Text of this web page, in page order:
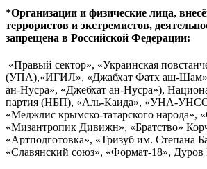
*Организации и физические лица,
террористов и экстремистов,
запрещена в Российской Федерации:
«Правый сектор», «Украинская
(УПА),«ИГИЛ», «Джабхат Фатх аш-Шам»
ан-Нусра», «Джебхат ан-Нусра»),
партия (НБП), «Аль-Каида», «УНА-
«Меджлис крымско-татарского народа»,
«Мизантропик Дивижн», «Братство»
«Артподготовка», «Тризуб им. Степана
«Славянский союз», «Формат-18», Дуров